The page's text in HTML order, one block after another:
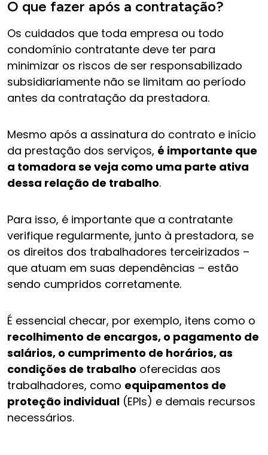
O que fazer após a contratação?
Os cuidados que toda empresa ou todo
condomínio contratante deve ter para
minimizar os riscos de ser responsabilizado
subsidiariamente não se limitam ao período
antes da contratação da prestadora.
Mesmo após a assinatura do contrato e início
da prestação dos serviços, é importante que
a tomadora se veja como uma parte ativa
dessa relação de trabalho.
Para isso, é importante que a contratante
verifique regularmente, junto à prestadora, se
os direitos dos trabalhadores terceirizados –
que atuam em suas dependências – estão
sendo cumpridos corretamente.
É essencial checar, por exemplo, itens como o
recolhimento de encargos, o pagamento de
salários, o cumprimento de horários, as
condições de trabalho oferecidas aos
trabalhadores, como equipamentos de
proteção individual (EPIs) e demais recursos
necessários.